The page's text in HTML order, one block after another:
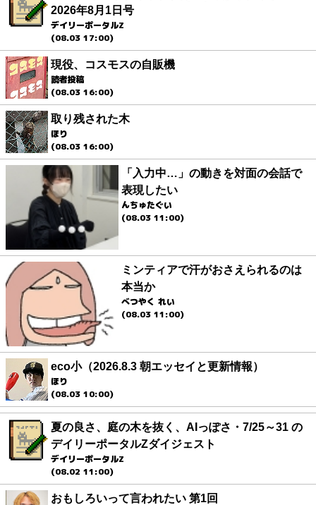
2026年8月1日号
デイリーポータルZ
(08.03 17:00)
現役、コスモスの自販機
読者投稿
(08.03 16:00)
取り残された木
ほり
(08.03 16:00)
「入力中…」の動きを対面の会話で
表現したい
んちゅたぐい
(08.03 11:00)
ミンティアで汗がおさえられるのは
本当か
べつやく れい
(08.03 11:00)
eco小（2026.8.3 朝エッセイと更新情報）
ほり
(08.03 10:00)
夏の良さ、庭の木を抜く、AIっぽさ・7/25～31 の
デイリーポータルZダイジェスト
デイリーポータルZ
(08.02 11:00)
おもしろいって言われたい 第1回